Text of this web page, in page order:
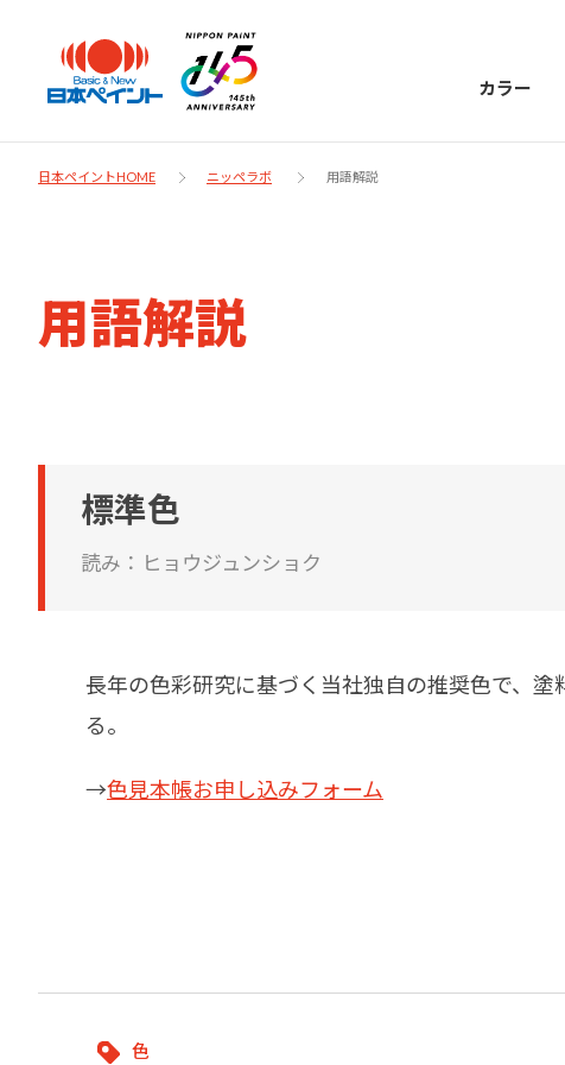
カラー
建築・重防食・自動車補修用の各分野で、
紹介します。
お客様サポー
お問い合わせにあたっては、まずは「よく
あるご質問」をご参照ください。
日本ペイント
に
物や大型構造物用、自動車の補修塗装向け
塗料の開発・製造および販売を展開。全国
日本ペイントHOME ニッペラボ 用語解説
用語解説
標準色
読み：ヒョウジュンショク
長年の色彩研究に基づく当社独自の推奨色で、
る。
→色見本帳お申し込みフォーム
色